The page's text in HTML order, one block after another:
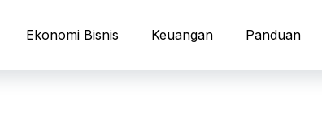
Ekonomi Bisnis Keuangan Panduan